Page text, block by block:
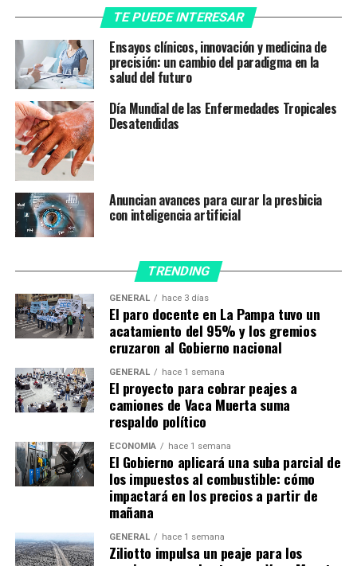
colocarnos en el punto cero? ¿Será la familia de la
variante ómicron,
BA.1, BA.2 y BA.3,
que predomina
actualmente, las últimas variantes y subvariantes que
veremos u otras mutaciones agresivas? ¿O es que, a
serán relativamente benignas y nos permitirán
convivir con ellas?En realidad, como nos lo ha
enseñado la propia pandemia,
el futuro”,aseveró el experto. Y añadió: “Recordemos
quecuando ya pensábamos que el ocaso de la
variante Delta estaba anunciando la fase endémica
de la enfermedad, llegó el anuncio de que una
Para el especialista, cuando se estudia el impacto de una
epidemia en la salud pública se deben analizar tres
importantes elementos: el agente infeccioso, el huésped
y el medio ambiente.
El agente infeccioso del COVID-19
TE PUEDE INTERESAR
Ensayos clínicos, innovación y medicina de
precisión: un cambio del paradigma en la
salud del futuro
Día Mundial de las Enfermedades Tropicales
Desatendidas
Anuncian avances para curar la presbicia
con inteligencia artificial
TRENDING
GENERAL hace 3 días
El paro docente en La Pampa tuvo un
acatamiento del 95% y los gremios
cruzaron al Gobierno nacional
GENERAL hace 1 semana
El proyecto para cobrar peajes a
camiones de Vaca Muerta suma
respaldo político
ECONOMÍA hace 1 semana
El Gobierno aplicará una suba parcial de
los impuestos al combustible: cómo
impactará en los precios a partir de
mañana
GENERAL hace 1 semana
Ziliotto impulsa un peaje para los